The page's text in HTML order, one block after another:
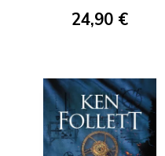
24,90 €